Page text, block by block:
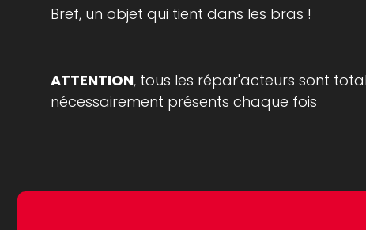
Bref, un objet qui tient dans les bras !
ATTENTION, tous les répar'acteurs sont
nécessairement présents chaque fois